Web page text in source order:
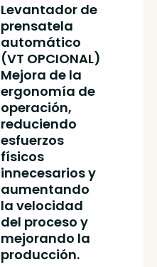
Levantador de
prensatela
automático
(VT OPCIONAL)
Mejora de la
ergonomía de
operación,
reduciendo
esfuerzos
físicos
innecesarios y
aumentando
la velocidad
del proceso y
mejorando la
producción.